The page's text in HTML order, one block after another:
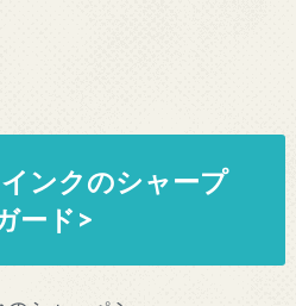
ンクのシャープ
ード>